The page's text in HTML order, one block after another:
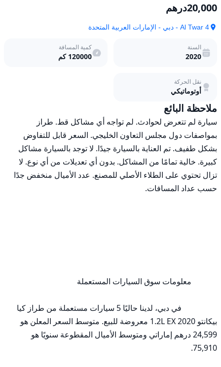
20,000درهم
Al Twar 4 - دبي - الإمارات العربية المتحدة
السنة
2020
كمية المسافة
120000 كم
نقل الحركة
أوتوماتيكي
ملاحظة البائع